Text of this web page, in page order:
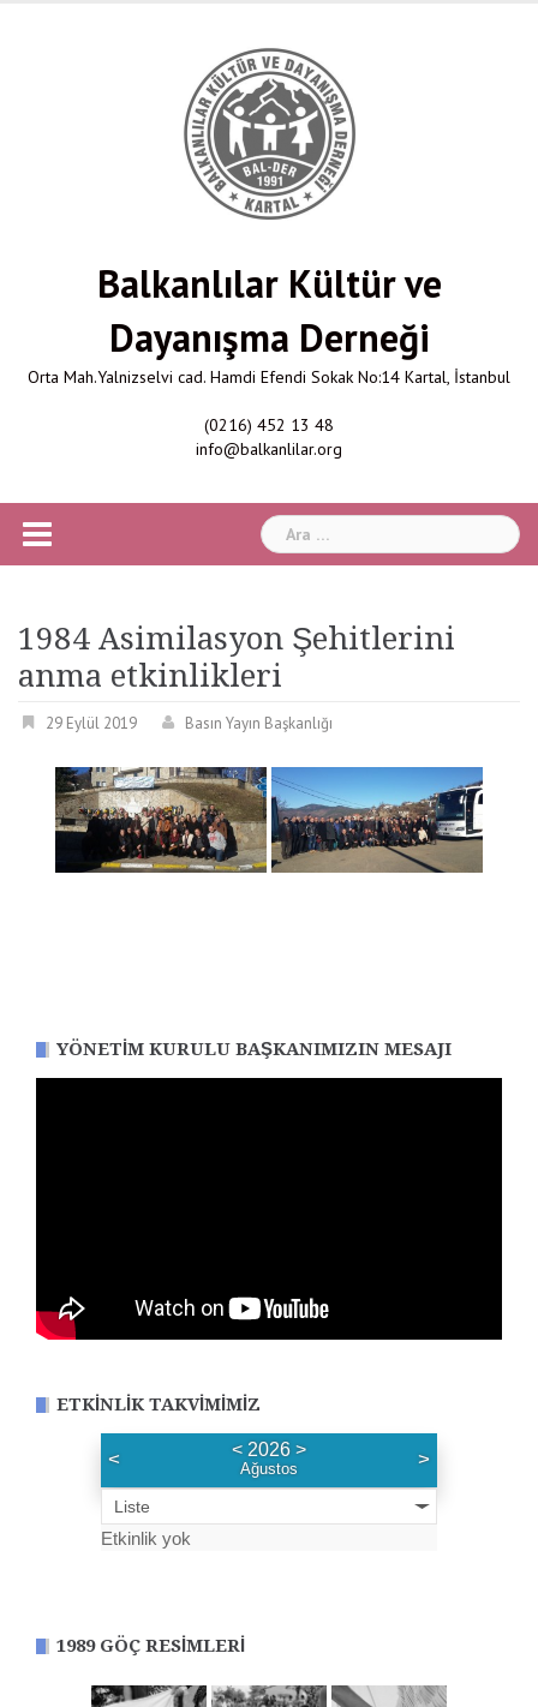
Balkanlılar Kültür ve
Dayanışma Derneği
Orta Mah.Yalnizselvi cad. Hamdi Efendi Sokak No:14 Kartal, İstanbul
(0216) 452 13 48
info@balkanlilar.org
Arama:
1984 Asimilasyon Şehitlerini
anma etkinlikleri
29 Eylül 2019 Basın Yayın Başkanlığı
YÖNETIM KURULU BAŞKANIMIZIN MESAJI
ETKINLIK TAKVIMIMIZ
< < 2026 >
Ağustos >
Liste
Etkinlik yok
1989 GÖÇ RESIMLERI